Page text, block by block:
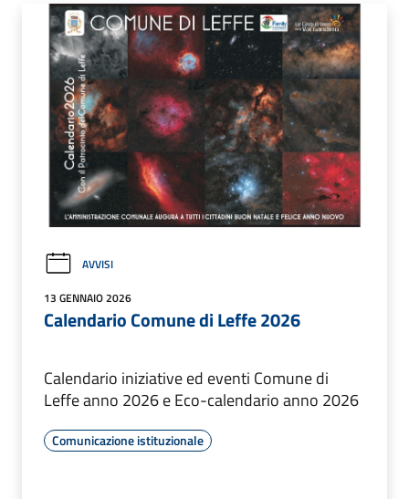
AVVISI
13 GENNAIO 2026
Calendario Comune di Leffe 2026
Calendario iniziative ed eventi Comune di
Leffe anno 2026 e Eco-calendario anno 2026
Comunicazione istituzionale